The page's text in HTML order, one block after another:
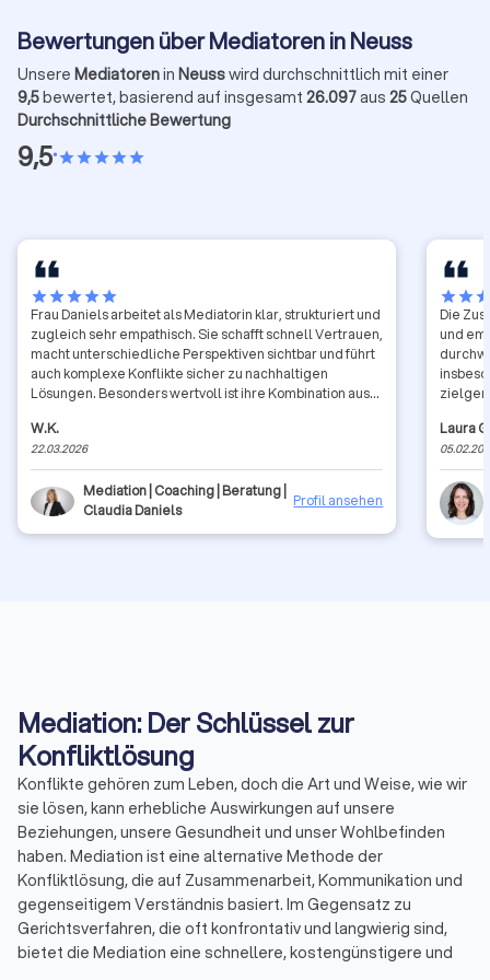
Bewertungen über Mediatoren in Neuss
Unsere Mediatorenin Neusswird durchschnittlich mit einer
9,5bewertet, basierend auf insgesamt 26.097aus 25Quellen
Durchschnittliche Bewertung
9,5•starstarstarstarstar
starstarstarstarstar
Frau Daniels arbeitet als Mediatorin klar, strukturiert und
zugleich sehr empathisch. Sie schafft schnell Vertrauen,
macht unterschiedliche Perspektiven sichtbar und führt
auch komplexe Konflikte sicher zu nachhaltigen
Lösungen. Besonders wertvoll ist ihre Kombination aus
organisationale Zusammenhänge Insbesondere bei
Konflikten aus dem IT-Bereich.
W.K.
22.03.2026
Mediation | Coaching | Beratung |
Claudia Daniels
Profil ansehen
starstar
Die
und
Laura
Mediation: Der Schlüssel zur
Konfliktlösung
Konflikte gehören zum Leben, doch die Art und Weise, wie wir
sie lösen, kann erhebliche Auswirkungen auf unsere
Beziehungen, unsere Gesundheit und unser Wohlbefinden
haben. Mediation ist eine alternative Methode der
Konfliktlösung, die auf Zusammenarbeit, Kommunikation und
gegenseitigem Verständnis basiert. Im Gegensatz zu
Gerichtsverfahren, die oft konfrontativ und langwierig sind,
bietet die Mediation eine schnellere, kostengünstigere und